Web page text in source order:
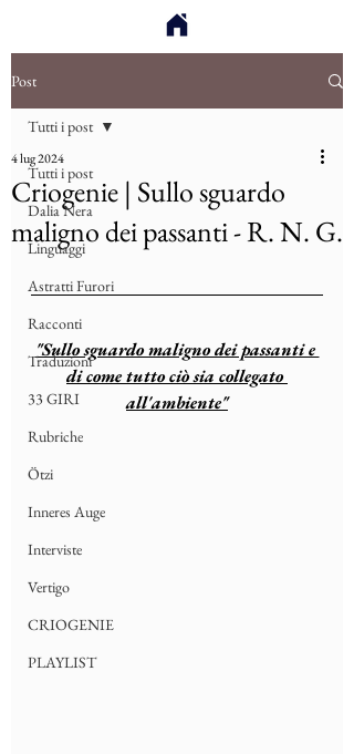
Post
Tutti i post
Dalia Nera
Linguaggi
Astratti Furori
Racconti
Traduzioni
33 GIRI
Rubriche
Ötzi
Inneres Auge
Interviste
Vertigo
CRIOGENIE
PLAYLIST
Tutti i post
Criogenie | Sullo sguardo
maligno dei passanti - R. N. G.
4 lug 2024
"Sullo sguardo maligno dei passanti e
di come tutto ciò sia collegato
all'ambiente"